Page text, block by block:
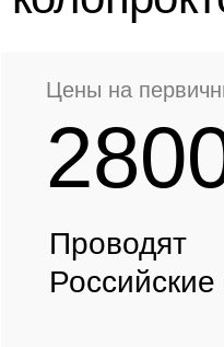
✓ консультация
Записаться
3000₽
Цены на первичный прием